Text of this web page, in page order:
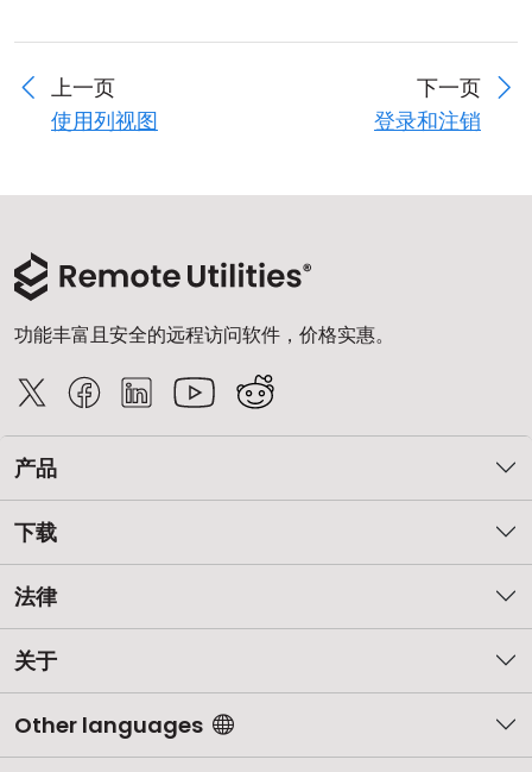
上一页
使用列视图
下一页
登录和注销
功能丰富且安全的远程访问软件，价格实惠。
产品
下载
法律
关于
Other languages